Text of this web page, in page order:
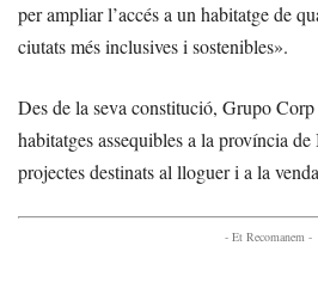
per ampliar l’accés a un habitatge de
ciutats més inclusives i sostenibles».
Des de la seva constitució, Grupo
habitatges assequibles a la província
projectes destinats al lloguer i a la
- Et Recomanem -